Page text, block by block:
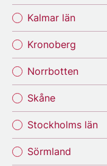
Kalmar län
Kronoberg
Norrbotten
Skåne
Stockholms län
Sörmland